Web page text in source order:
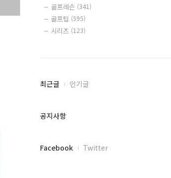
골프레슨 (341)
골프팁 (595)
시리즈 (123)
최
과
글
최근글 인기글
공지사항
페
Facebook Twitter